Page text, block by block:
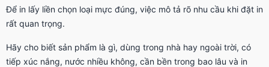
Để in lấy liền chọn loại mực đúng, việc mô tả rõ nhu cầu khi đặt in
rất quan trọng.
Hãy cho biết sản phẩm là gì, dùng trong nhà hay ngoài trời, có
tiếp xúc nắng, nước nhiều không, cần bền trong bao lâu và in